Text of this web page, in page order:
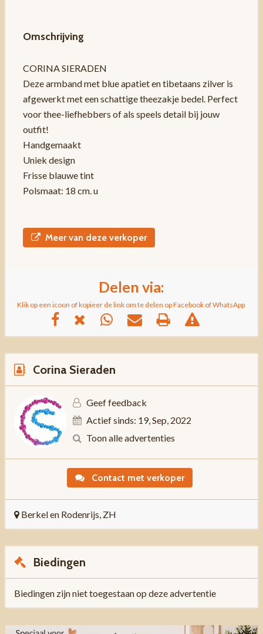
Omschrijving
CORINA SIERADEN
Deze armband met blue apatiet en tibetaans zilver is
afgewerkt met een schattige theezakje bedel. Perfect
voor thee-liefhebbers of als speels detail bij jouw
outfit!
Handgemaakt
Uniek design
Frisse blauwe tint
Polsmaat: 18 cm. u
Meer van deze verkoper
Delen via:
Klik op een icoon of kopieer de link om te delen op Facebook of WhatsApp
Corina Sieraden
Geef feedback
Actief sinds: 19, Sep, 2022
Toon alle advertenties
Contact met verkoper
Berkel en Rodenrijs, ZH
Biedingen
Biedingen zijn niet toegestaan op deze advertentie